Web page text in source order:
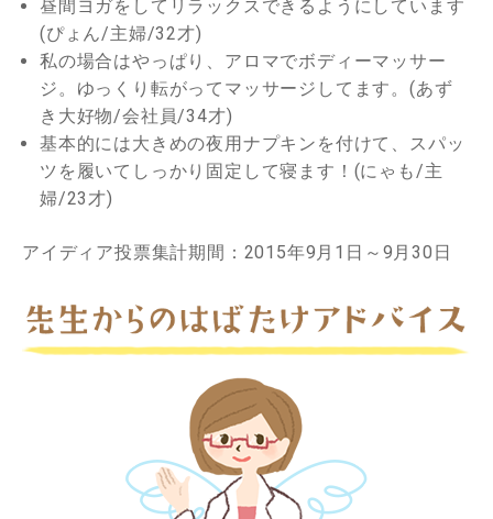
昼間ヨガをしてリラックスできるようにしています
(ぴょん/主婦/32才)
私の場合はやっぱり、アロマでボディーマッサー
ジ。ゆっくり転がってマッサージしてます。(あず
き大好物/会社員/34才)
基本的には大きめの夜用ナプキンを付けて、スパッ
ツを履いてしっかり固定して寝ます！(にゃも/主
婦/23才)
アイディア投票集計期間：2015年9月1日～9月30日